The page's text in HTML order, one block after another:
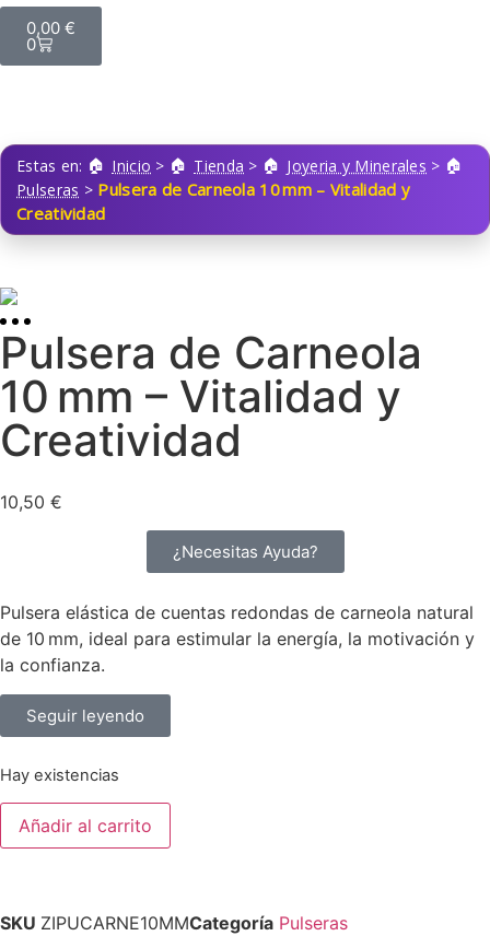
0,00 €
0
Estas en: Inicio > Tienda > Joyeria y Minerales >
Pulseras > Pulsera de Carneola 10 mm – Vitalidad y
Creatividad
Pulsera de Carneola
10 mm – Vitalidad y
Creatividad
10,50 €
¿Necesitas Ayuda?
Pulsera elástica de cuentas redondas de carneola natural
de 10 mm, ideal para estimular la energía, la motivación y
la confianza.
Seguir leyendo
Hay existencias
Añadir al carrito
SKU ZIPUCARNE10MMCategoría Pulseras